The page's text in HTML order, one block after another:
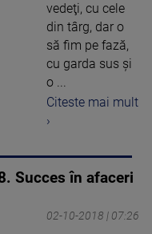
vedeţi, cu cele
din târg, dar o
să fim pe fază,
cu garda sus şi
o ...
Citeste mai mult
›
Succes în afaceri
02-10-2018 | 07:26